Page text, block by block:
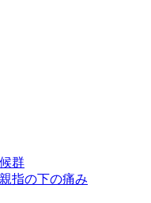
群
指の下の痛み